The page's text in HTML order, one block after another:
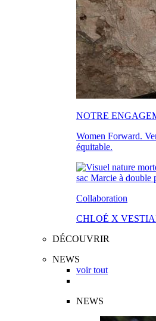
NOTRE
Women Forward.
équitable.
Collaboration
CHLOÉ X
DÉCOUVRIR
NEWS
voir tout
NEWS